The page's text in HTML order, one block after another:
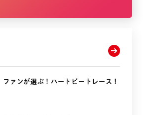
ファンが選ぶ！ハートビートレース！